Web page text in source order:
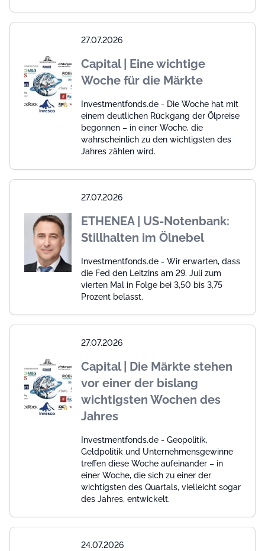
27.07.2026
Capital | Eine wichtige
Woche für die Märkte
Investmentfonds.de - Die Woche hat mit
einem deutlichen Rückgang der Ölpreise
begonnen – in einer Woche, die
wahrscheinlich zu den wichtigsten des
Jahres zählen wird.
27.07.2026
ETHENEA | US-Notenbank:
Stillhalten im Ölnebel
Investmentfonds.de - Wir erwarten, dass
die Fed den Leitzins am 29. Juli zum
vierten Mal in Folge bei 3,50 bis 3,75
Prozent belässt.
27.07.2026
Capital | Die Märkte stehen
vor einer der bislang
wichtigsten Wochen des
Jahres
Investmentfonds.de - Geopolitik,
Geldpolitik und Unternehmensgewinne
treffen diese Woche aufeinander – in
einer Woche, die sich zu einer der
wichtigsten des Quartals, vielleicht sogar
des Jahres, entwickelt.
24.07.2026